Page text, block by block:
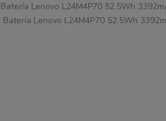
Lenovo L24M4P70 52.5Wh
Lenovo L24M4P70 52.5Wh